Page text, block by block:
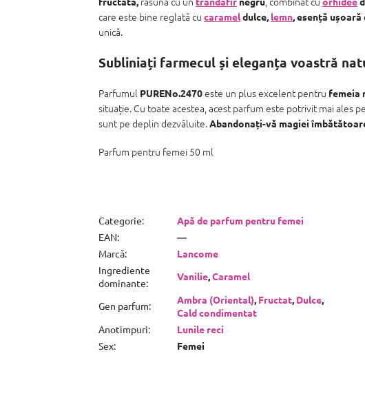
care este bine reglată cu carameldulce, lemn , esență ușoară
unică.
Subliniați farmecul și eleganța voastră
Parfumul PURENo.2470este un plus excelent pentru femeia
situație. Cu toate acestea, acest parfum este potrivit mai ales
sunt pe deplin dezvăluite. Abandonați-vă magiei
Parfum pentru femei 50 ml
Categorie:
Apă de parfum pentru femei
EAN:
—
Marcă:
Lancome
Ingrediente
dominante:
Vanilie Caramel
Gen parfum: Ambra (Oriental) Fructat Dulce
Cald condimentat
Anotimpuri:
Lunile reci
Sex: Femei